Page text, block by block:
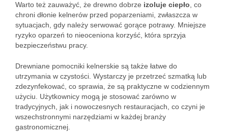
Warto też zauważyć, że drewno dobrze izoluje ciepło , co
chroni dłonie kelnerów przed poparzeniami, zwłaszcza w
sytuacjach, gdy należy serwować gorące potrawy. Mniejsze
ryzyko oparzeń to nieoceniona korzyść, która sprzyja
bezpieczeństwu pracy.
Drewniane pomocniki kelnerskie są także łatwe do
utrzymania w czystości. Wystarczy je przetrzeć szmatką lub
zdezynfekować, co sprawia, że są praktyczne w codziennym
użyciu. Użytkownicy mogą je stosować zarówno w
tradycyjnych, jak i nowoczesnych restauracjach, co czyni je
wszechstronnymi narzędziami w każdej branży
gastronomicznej.